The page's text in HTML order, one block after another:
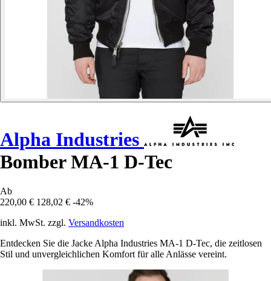
Alpha Industries
Bomber MA-1 D-Tec
Ab
220,00 € 128,02 € -42%
inkl. MwSt. zzgl. Versandkosten
Entdecken Sie die Jacke Alpha Industries MA-1 D-Tec, die zeitlosen
Stil und unvergleichlichen Komfort für alle Anlässe vereint.